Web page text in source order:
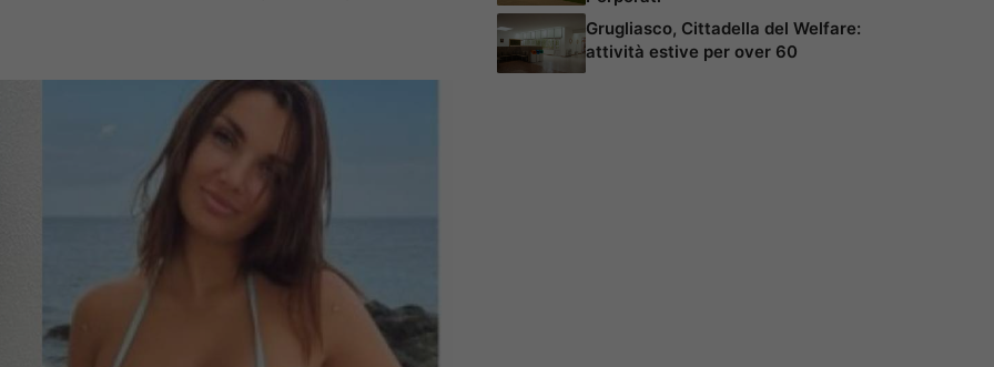
Grugliasco, Cittadella del Welfare:
attività estive per over 60